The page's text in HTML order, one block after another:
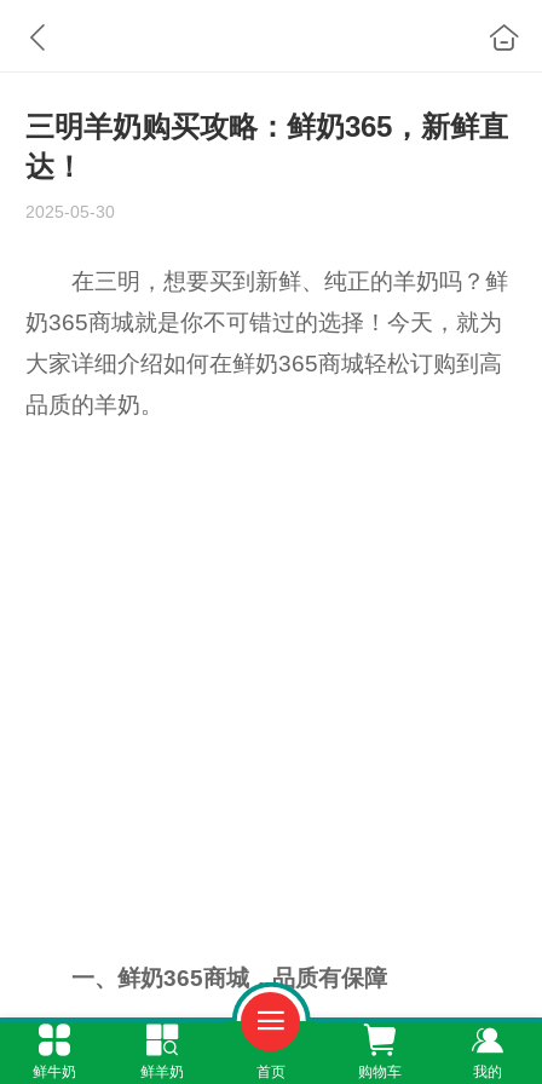
三明羊奶购买攻略：鲜奶365，新鲜直
达！
2025-05-30
在三明，想要买到新鲜、纯正的羊奶吗？鲜
奶365商城就是你不可错过的选择！今天，就为
大家详细介绍如何在鲜奶365商城轻松订购到高
品质的羊奶。
一、鲜奶365商城，品质有保障
鲜奶365商城专注于提供优质的鲜羊奶及贴
鲜牛奶 鲜羊奶 首页 购物车 我的